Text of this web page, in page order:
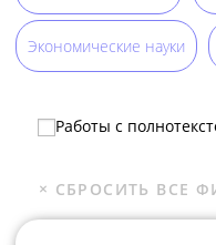
Экономические науки
Работы с